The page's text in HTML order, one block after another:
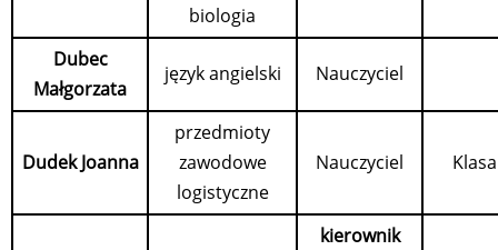
biologia
Dubec
Małgorzata
język angielski Nauczyciel
Dudek Joanna
przedmioty
zawodowe
logistyczne
Nauczyciel
kierownik